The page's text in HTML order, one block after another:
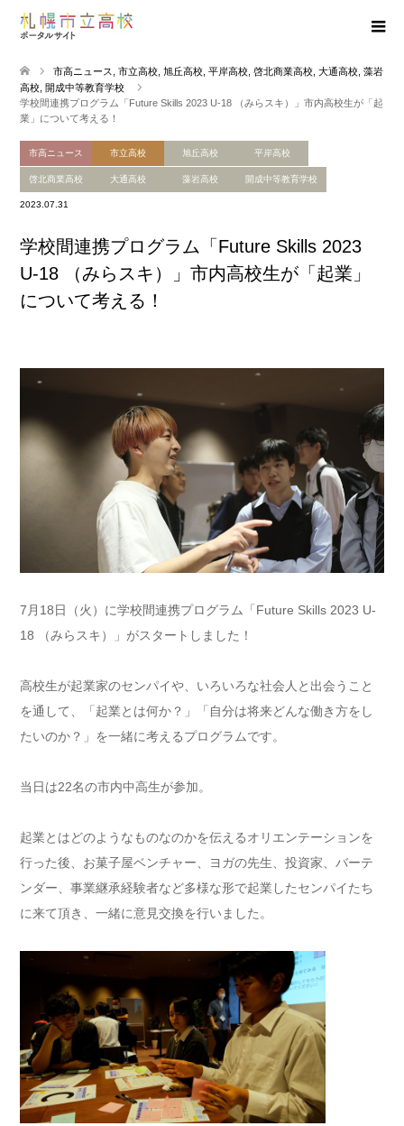
市高ニュース 市立高校, 旭丘高校, 平岸高校, 啓北商業高校, 大通高校, 藻岩
高校 開成中等教育学校
学校間連携プログラム「Future Skills 2023 U-18 （みらスキ）」市内高校生が「起
業」について考える！
市高ニュース 市立高校 旭丘高校 平岸高校
啓北商業高校 大通高校 藻岩高校 開成中等教育学校
2023.07.31
学校間連携プログラム「Future Skills 2023
U-18 （みらスキ）」市内高校生が「起業」
について考える！
7月18日（火）に学校間連携プログラム「Future Skills 2023 U-
18 （みらスキ）」がスタートしました！
高校生が起業家のセンパイや、いろいろな社会人と出会うこと
を通して、「起業とは何か？」「自分は将来どんな働き方をし
たいのか？」を一緒に考えるプログラムです。
当日は22名の市内中高生が参加。
起業とはどのようなものなのかを伝えるオリエンテーションを
行った後、お菓子屋ベンチャー、ヨガの先生、投資家、バーテ
ンダー、事業継承経験者など多様な形で起業したセンパイたち
に来て頂き、一緒に意見交換を行いました。